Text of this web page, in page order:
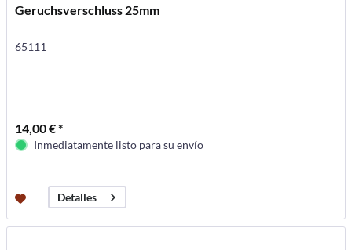
Geruchsverschluss 25mm
65111
14,00 € *
Inmediatamente listo para su envío
Detalles